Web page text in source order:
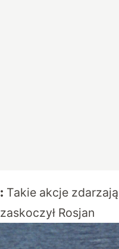
Takie akcje
Rosjan